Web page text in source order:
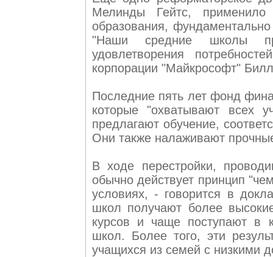
Мелинды Гейтс,
образования,
"Наши средние школы
удовлетворения
корпорации "Майкрософт"
Последние пять лет фонд
которые "охватывают всех
предлагают обучение,
Они также налаживают
В ходе перестройки,
обычно действует принцип
условиях, - говорится в
школ получают более
курсов и чаще поступают в
школ. Более того, эти
учащихся из семей с низкими